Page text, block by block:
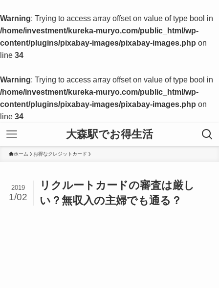
Warning: Trying to access array offset on value of type bool in
/home/investment/kureka-muryo.com/public_html/wp-
content/plugins/pixabay-images/pixabay-images.php on
line 34
Warning: Trying to access array offset on value of type bool in
/home/investment/kureka-muryo.com/public_html/wp-
content/plugins/pixabay-images/pixabay-images.php on
line 34
大森駅でお得生活
ホーム お得なクレジットカード
リクルートカードの審査は厳し
い？無収入の主婦でも通る？
2019
1/02